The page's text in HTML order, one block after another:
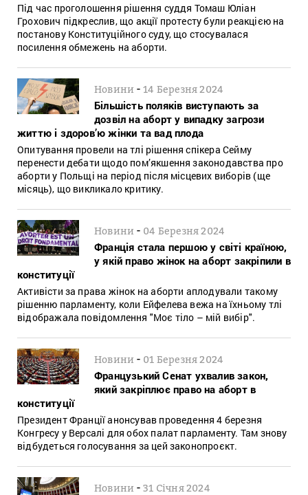
Під час проголошення рішення суддя Томаш Юліан
Грохович підкреслив, що акції протесту були реакцією на
постанову Конституційного суду, що стосувалася
посилення обмежень на аборти.
Новини -14 Березня 2024
Більшість поляків виступають за
дозвіл на аборт у випадку загрози
життю і здоров’ю жінки та вад плода
Опитування провели на тлі рішення спікера Сейму
перенести дебати щодо пом’якшення законодавства про
аборти у Польщі на період після місцевих виборів (ще
місяць), що викликало критику.
Новини - 04 Березня 2024
Франція стала першою у світі країною,
у якій право жінок на аборт закріпили в
конституції
Активісти за права жінок на аборти аплодували такому
рішенню парламенту, коли Ейфелева вежа на їхньому тлі
відображала повідомлення "Моє тіло – мій вибір".
Новини - 01 Березня 2024
Французький Сенат ухвалив закон,
який закріплює право на аборт в
конституції
Президент Франції анонсував проведення 4 березня
Конгресу у Версалі для обох палат парламенту. Там знову
відбудеться голосування за цей законопроєкт.
Новини -31 Січня 2024